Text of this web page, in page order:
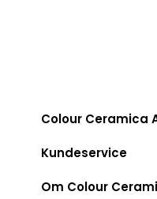
Colour Ceramica
Kundeservice
Om Colour